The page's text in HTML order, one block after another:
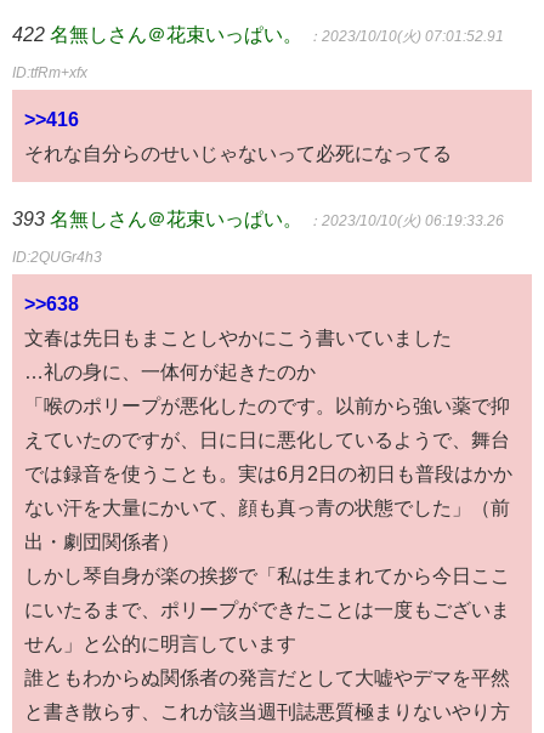
422 名無しさん＠花束いっぱい。 ：2023/10/10(火) 07:01:52.91
ID:tfRm+xfx
>>416
それな自分らのせいじゃないって必死になってる
393 名無しさん＠花束いっぱい。 ：2023/10/10(火) 06:19:33.26
ID:2QUGr4h3
>>638
文春は先日もまことしやかにこう書いていました
…礼の身に、一体何が起きたのか
「喉のポリープが悪化したのです。以前から強い薬で抑
えていたのですが、日に日に悪化しているようで、舞台
では録音を使うことも。実は6月2日の初日も普段はかか
ない汗を大量にかいて、顔も真っ青の状態でした」（前
出・劇団関係者）
しかし琴自身が楽の挨拶で「私は生まれてから今日ここ
にいたるまで、ポリープができたことは一度もございま
せん」と公的に明言しています
誰ともわからぬ関係者の発言だとして大嘘やデマを平然
と書き散らす、これが該当週刊誌悪質極まりないやり方